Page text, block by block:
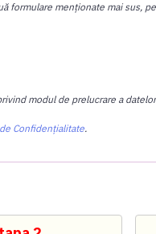
formulare menționate mai
modul de prelucrare a
Confidențialitate.